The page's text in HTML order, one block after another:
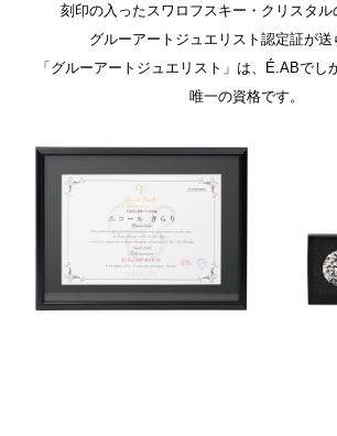
刻印の入ったスワロフスキー・クリスタル
グルーアートジュエリスト認定証が送
「グルーアートジュエリスト」は、É.ABでし
唯一の資格です。